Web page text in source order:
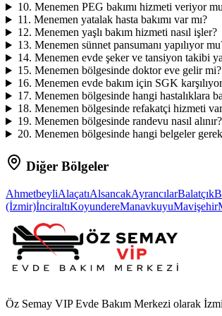
10. Menemen PEG bakımı hizmeti veriyor
11 . Menemen yatalak hasta bakımı var mı?
12. Menemen yaşlı bakım hizmeti nasıl işler?
13. Menemen sünnet pansumanı yapılıyor
14. Menemen evde şeker ve tansiyon takibi
15. Menemen bölgesinde doktor eve gelir mi?
16. Menemen evde bakım için SGK
17. Menemen bölgesinde hangi hastalıklara
18. Menemen bölgesinde refakatçi hizmeti var
19. Menemen bölgesinde randevu nasıl alınır?
20. Menemen bölgesinde hangi belgeler
Diğer Bölgeler
AhmetbeyliAlaçatıAlsancakAyrancılarBalatçık
(İzmir)İnciraltıKoyundereManavkuyuMavişehir
Öz Semay VIP Evde Bakım Merkezi olarak